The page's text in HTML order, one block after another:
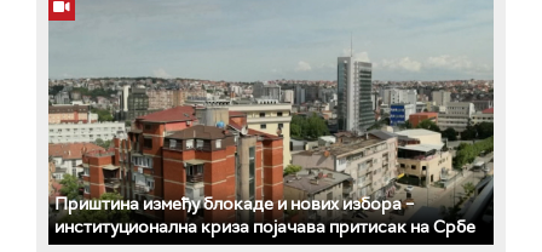
Приштина између блокаде и нових избора –
институционална криза појачава притисак на Србе